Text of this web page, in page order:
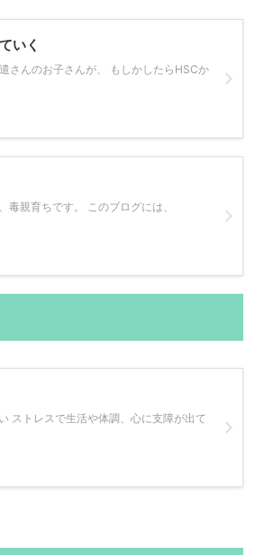
いく
さんのお子さんが、 もしかしたらHSCか
親育ちです。 このブログには、
ストレスで生活や体調、心に支障が出て